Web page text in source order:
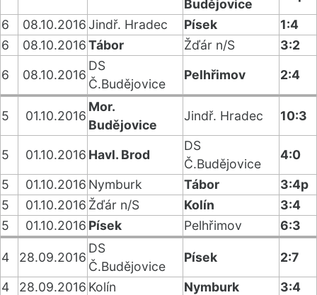
Budějovice
6
08.10.2016Jindř. Hradec Písek
1:4
6
08.10.2016Tábor Žďár n/S
3:2
6
08.10.2016
DS
Č.Budějovice
Pelhřimov 2:4
5 01.10.2016
Mor.
Budějovice
Jindř. Hradec 10:3
5 01.10.2016 Havl. Brod
DS
Č.Budějovice
4:0
5
01.10.2016 Nymburk Tábor
3:4p
5
01.10.2016 Žďár n/S Kolín
3:4
5
01.10.2016 Písek Pelhřimov 6:3
4 28.09.2016
DS
Č.Budějovice
Písek
2:7
4
28.09.2016 Kolín Nymburk
3:4